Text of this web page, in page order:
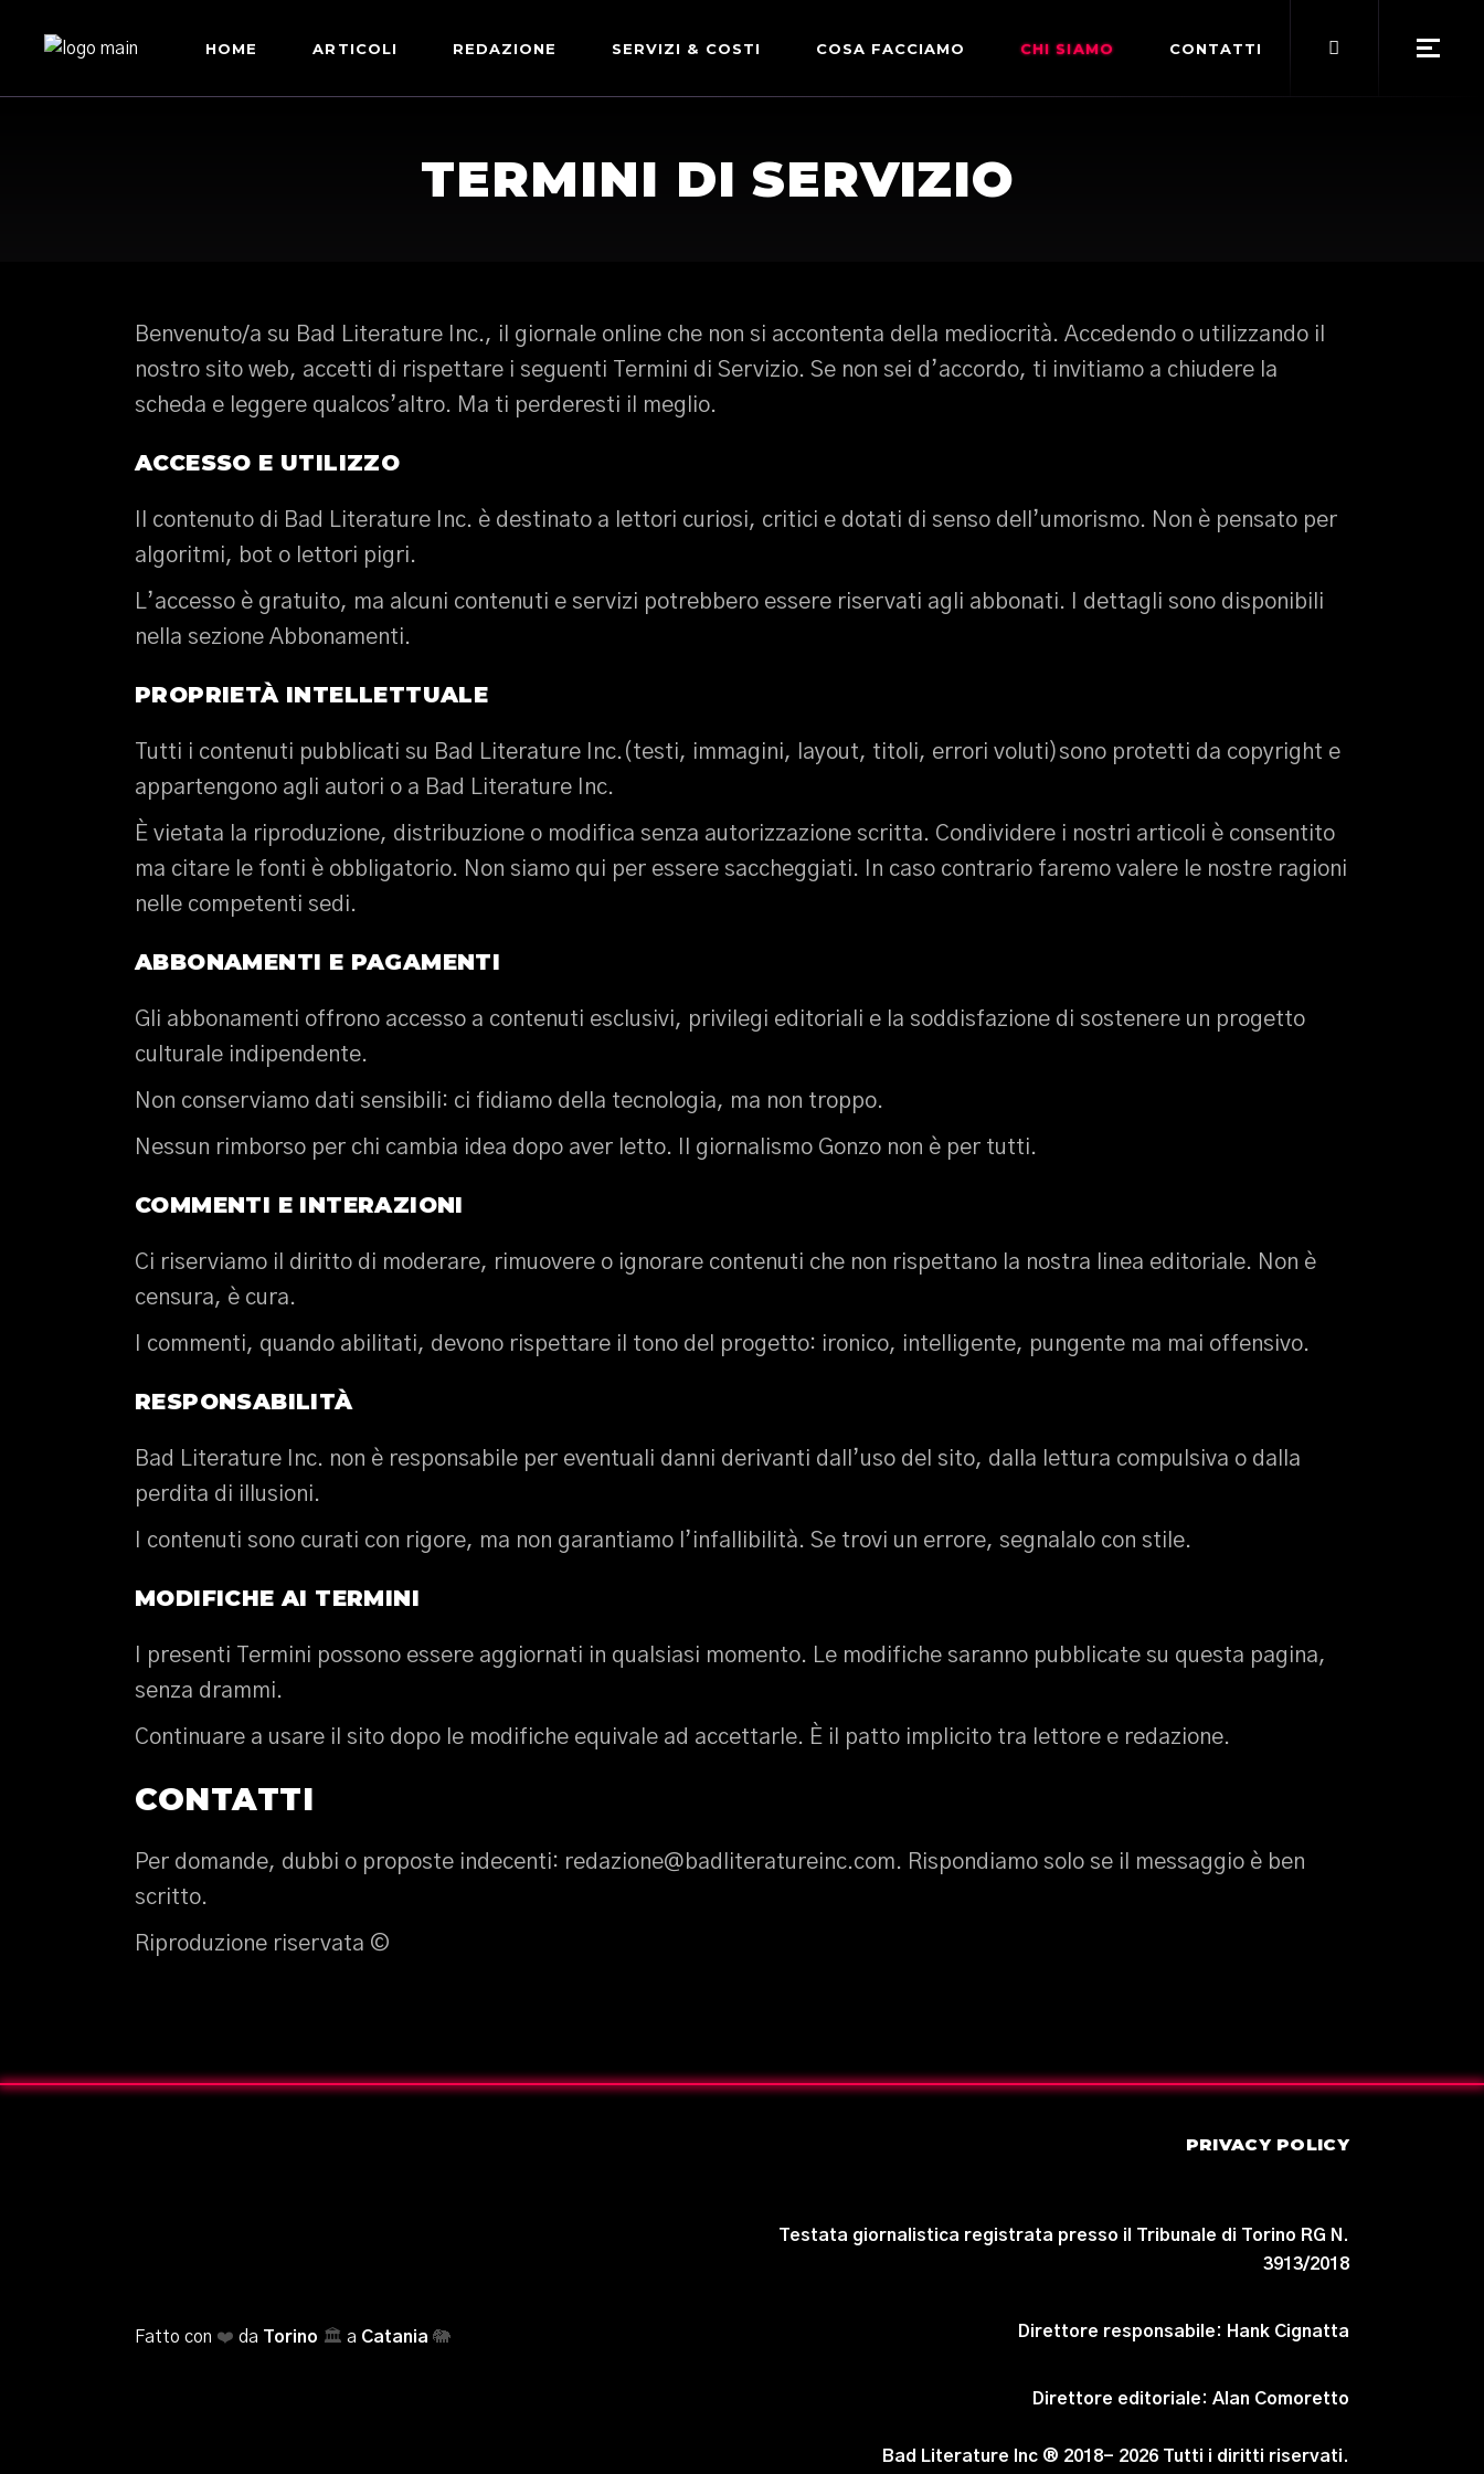
HOME ARTICOLI REDAZIONE SERVIZI & COSTI
LE NOSTRE PARTNERSHIP
COSA FACCIAMO CHI SIAMO CONTATTI
TERMINI DI SERVIZIO
Benvenuto/a su Bad Literature Inc., il giornale online che non si accontenta della mediocrità. Accedendo o utilizzando il
nostro sito web, accetti di rispettare i seguenti Termini di Servizio. Se non sei d’accordo, ti invitiamo a chiudere la
scheda e leggere qualcos’altro. Ma ti perderesti il meglio.
ACCESSO E UTILIZZO
Il contenuto di Bad Literature Inc. è destinato a lettori curiosi, critici e dotati di senso dell’umorismo. Non è pensato per
algoritmi, bot o lettori pigri.
L’accesso è gratuito, ma alcuni contenuti e servizi potrebbero essere riservati agli abbonati. I dettagli sono disponibili
nella sezione Abbonamenti.
PROPRIETÀ INTELLETTUALE
Tutti i contenuti pubblicati su Bad Literature Inc.(testi, immagini, layout, titoli, errori voluti)sono protetti da copyright e
appartengono agli autori o a Bad Literature Inc.
È vietata la riproduzione, distribuzione o modifica senza autorizzazione scritta. Condividere i nostri articoli è consentito
ma citare le fonti è obbligatorio. Non siamo qui per essere saccheggiati. In caso contrario faremo valere le nostre ragioni
nelle competenti sedi.
ABBONAMENTI E PAGAMENTI
Gli abbonamenti offrono accesso a contenuti esclusivi, privilegi editoriali e la soddisfazione di sostenere un progetto
culturale indipendente.
Non conserviamo dati sensibili: ci fidiamo della tecnologia, ma non troppo.
Nessun rimborso per chi cambia idea dopo aver letto. Il giornalismo Gonzo non è per tutti.
COMMENTI E INTERAZIONI
Ci riserviamo il diritto di moderare, rimuovere o ignorare contenuti che non rispettano la nostra linea editoriale. Non è
censura, è cura.
I commenti, quando abilitati, devono rispettare il tono del progetto: ironico, intelligente, pungente ma mai offensivo.
RESPONSABILITÀ
Bad Literature Inc. non è responsabile per eventuali danni derivanti dall’uso del sito, dalla lettura compulsiva o dalla
perdita di illusioni.
I contenuti sono curati con rigore, ma non garantiamo l’infallibilità. Se trovi un errore, segnalalo con stile.
MODIFICHE AI TERMINI
I presenti Termini possono essere aggiornati in qualsiasi momento. Le modifiche saranno pubblicate su questa pagina,
senza drammi.
Continuare a usare il sito dopo le modifiche equivale ad accettarle. È il patto implicito tra lettore e redazione.
CONTATTI
Per domande, dubbi o proposte indecenti: redazione@badliteratureinc.com. Rispondiamo solo se il messaggio è ben
scritto.
Riproduzione riservata ©
Fatto con ❤️ da Torino 🏛️ a Catania 🐘
PRIVACY POLICY
Testata giornalistica registrata presso il Tribunale di Torino RG N.
3913/2018
Direttore responsabile: Hank Cignatta
Direttore editoriale: Alan Comoretto
Bad Literature Inc ® 2018- 2026 Tutti i diritti riservati.